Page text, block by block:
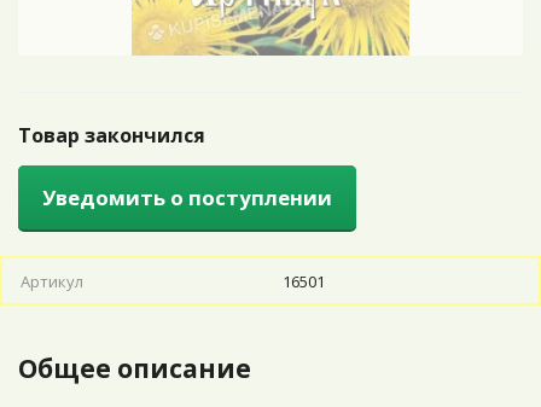
Товар закончился
Уведомить о поступлении
Артикул 16501
Общее описание